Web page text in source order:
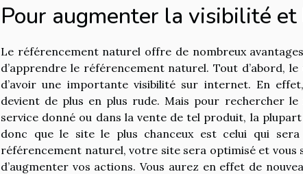
Pour augmenter la visibilité
Le référencement naturel offre de nombreux
d’apprendre le référencement naturel. Tout d’abord,
d’avoir une importante visibilité sur internet. En
devient de plus en plus rude. Mais pour rechercher
service donné ou dans la vente de tel produit, la
donc que le site le plus chanceux est celui qui
référencement naturel, votre site sera optimisé et vous
d’augmenter vos actions. Vous aurez en effet de